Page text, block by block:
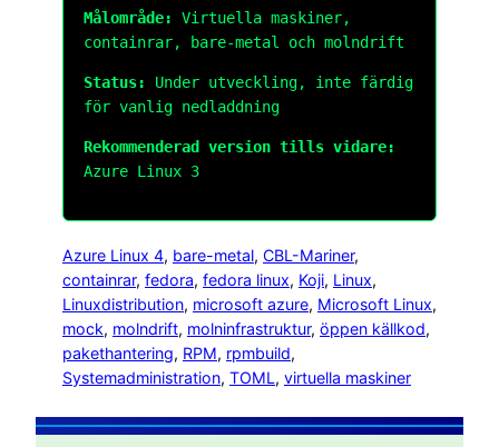
Målområde:
Virtuella maskiner,
containrar, bare-metal och molndrift
Status:
Under utveckling, inte färdig
för vanlig nedladdning
Rekommenderad version tills vidare:
Azure Linux 3
Azure Linux 4, bare-metal, CBL-Mariner
containrar, fedora, fedora linux, Koji, Linux
Linuxdistribution, microsoft azure, Microsoft Linux
mock, molndrift, molninfrastruktur, öppen källkod
pakethantering, RPM, rpmbuild
Systemadministration, TOML, virtuella maskiner